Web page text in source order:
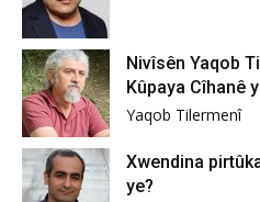
Nivîsên Yaqob
Kûpaya Cîhanê
Yaqob Tilermenî
Xwendina
ye?